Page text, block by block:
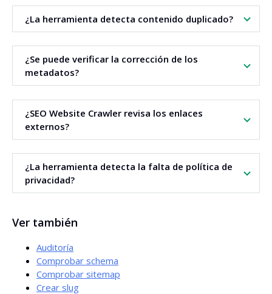
Sí. La herramienta escanea todas las subpáginas
disponibles dentro del dominio.
¿La herramienta detecta contenido duplicado?
Sí. Utiliza el índice SimHash para identificar páginas
similares y duplicadas.
¿Se puede verificar la corrección de los
metadatos?
Sí. La herramienta analiza los títulos, meta description y su
longitud en píxeles.
¿SEO Website Crawler revisa los enlaces
externos?
Sí. Reporta los enlaces externos con los códigos 404, 301,
302 y 500.
¿La herramienta detecta la falta de política de
privacidad?
privacidad en cada página.
Ver también
Auditoría
Comprobar schema
Comprobar sitemap
Crear slug